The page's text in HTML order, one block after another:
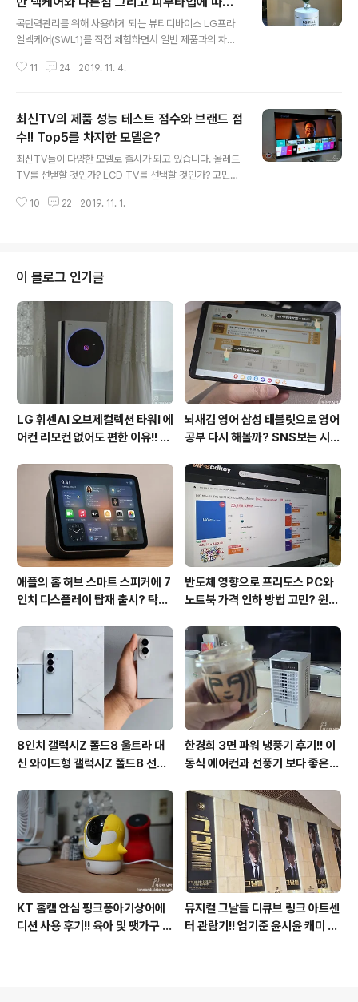
맞춤모드 센서
목탄력관리를 위해 사용하게 되는 뷰티디바이스 LG프라
엘넥케어(SWL1)를 직접 체험하면서 일반 제품과의 차별
로 없는 이유는 피부가 경쟁력이 되는 시대이기 때문이죠.
아니죠. ㅋㅋ 여성들에게는 예뻐졌다라는 칭찬보다 어려
보인다는 칭찬이 귀염 받는 처세술이죠. ㅋㅋ 그래서 더마L
ED넥케어와 같은 안티에이징 뷰티디바이스가 오랫동안 각
광을 받는 트랜드가 아닌가 싶습니다. LG프라엘신제품 L
G프라엘넥케어의 장점과 추가되었으면 하는 부분에 대해
알아 보았습니다. 일반 넥케어와 다른 코어라이트가 뭘까?
11 24 2019. 11. 4.
최신TV의 제품 성능 테스트 점수와 브랜드 점
수!! Top5를 차지한 모델은?
최신TV들이 다양한 모델로 출시가 되고 있습니다. 올레드
TV를 선탣할 것인가? LCD TV를 선택할 것인가? 고민을
TV로 교체하려는 분들에게는 설레이는 일이죠. 그러나 역
올레드TV를 선택하는 분도 있겠죠. 최신 TV 중에 올레드
TV는 초반보다 가격이 많이 내려서 65인치면 충분히 구
매할 정도입니다. 다만 크기에 욕심이 있다면 직구로 75인
치 이상 LCD TV를 구매해도 괜찮을 듯 합니다. ▲ 올레드
65인치 TV의 선택 기준 화질이냐 사이즈냐 75인치 이상
의 TV를 본 분이라면..
10 22 2019. 11. 1.
이 블로그 인기글
LG 휘센AI 오브제컬렉션 타워I 에
어컨 리모컨 없어도 편한 이유!! 7
후기
뇌새김 영어 삼성 태블릿으로 영어
공부 다시 해볼까? SNS보는 시간
애플의 홈 허브 스마트 스피커에 7
인치 디스플레이 탑재 출시? 탁상
체제 적용!!
반도체 영향으로 프리도스 PC와
노트북 가격 인하 방법 고민? 윈도
방법?(feat. vip-scdkeys)
8인치 갤럭시Z 폴드8 울트라 대
신 와이드형 갤럭시Z 폴드8 선
이 미제공!!
한경희 3면 파워 냉풍기 후기!! 이
동식 에어컨과 선풍기 보다 좋은
KT 홈캠 안심 핑크퐁아기상어에
디션 사용 후기!! 육아 및 팻가구 그
뮤지컬 그날들 디큐브 링크 아트센
터 관람기!! 엄기준 윤시윤 캐미 연